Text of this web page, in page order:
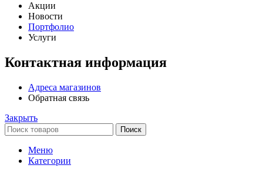
Акции
Новости
Портфолио
Услуги
Контактная информация
Адреса магазинов
Обратная связь
Закрыть
Поиск
Меню
Категории